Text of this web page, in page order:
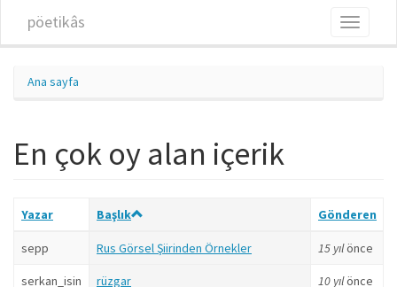
pöetikâs
Toggle
Ana sayfa
En çok oy alan içerik
Yazar Başlık Gönderen
sepp Rus Görsel Şiirinden Örnekler 15 yılönce
serkan_isin rüzgar 10 yılönce